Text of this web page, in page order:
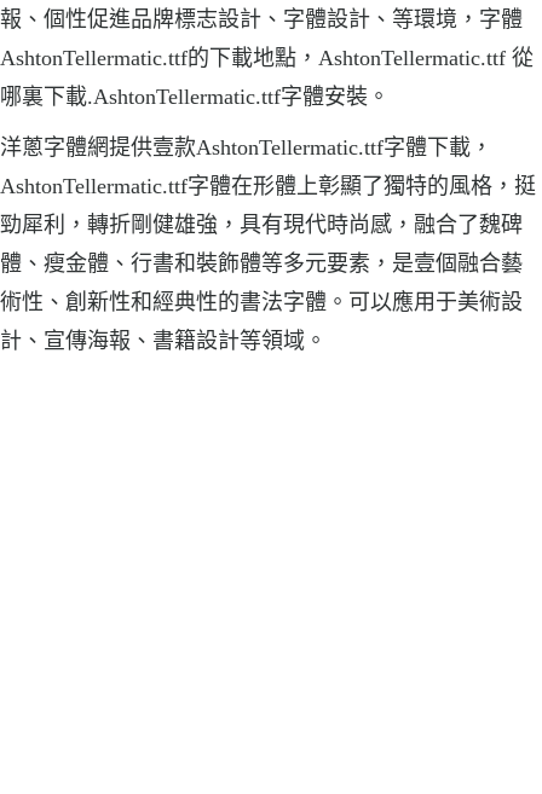
報、個性促進品牌標志設計、字體設計、等環境，字體
AshtonTellermatic.ttf的下載地點，AshtonTellermatic.ttf 從
哪裏下載.AshtonTellermatic.ttf字體安裝。
洋蔥字體網提供壹款AshtonTellermatic.ttf字體下載，
AshtonTellermatic.ttf字體在形體上彰顯了獨特的風格，挺
勁犀利，轉折剛健雄強，具有現代時尚感，融合了魏碑
體、瘦金體、行書和裝飾體等多元要素，是壹個融合藝
術性、創新性和經典性的書法字體。可以應用于美術設
計、宣傳海報、書籍設計等領域。